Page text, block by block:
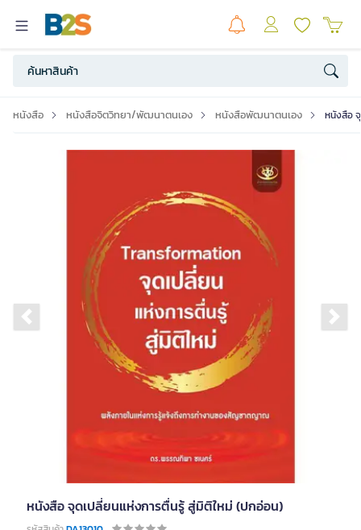
หนังสือ หนังสือจิตวิทยา/พัฒนาตนเอง หนังสือพัฒนาตนเอง หนังสือ
Previous slide
หนังสือ จุดเปลี่ยนแห่งการตื่นรู้ สู่มิติใหม่ (ปกอ่อน)